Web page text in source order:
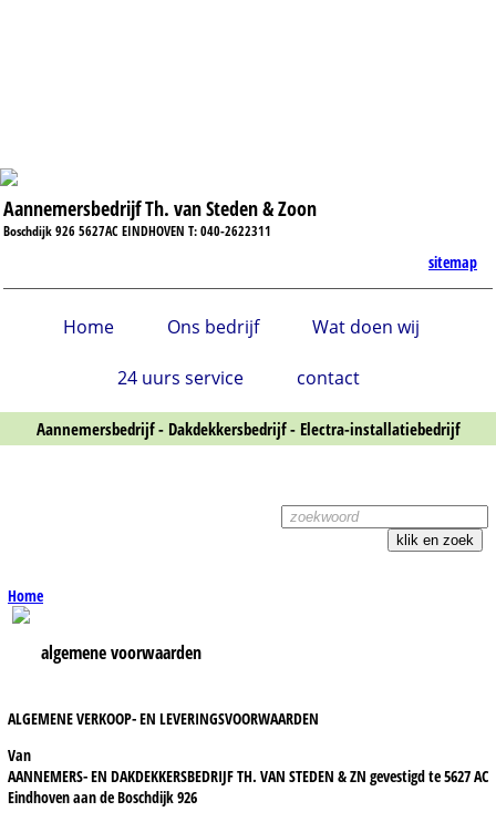
Aannemersbedrijf Th. van Steden & Zoon
Boschdijk 926 5627AC EINDHOVEN T: 040-2622311
sitemap
Home Ons bedrijf Wat doen wij
24 uurs service contact
Aannemersbedrijf - Dakdekkersbedrijf - Electra-installatiebedrijf
Home
algemene voorwaarden
ALGEMENE VERKOOP- EN LEVERINGSVOORWAARDEN
Van
AANNEMERS- EN DAKDEKKERSBEDRIJF TH. VAN STEDEN & ZN gevestigd te 5627 AC
Eindhoven aan de Boschdijk 926